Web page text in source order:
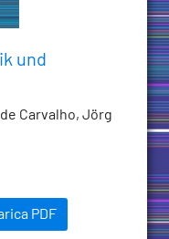
und
Carvalho, Jörg
PDF